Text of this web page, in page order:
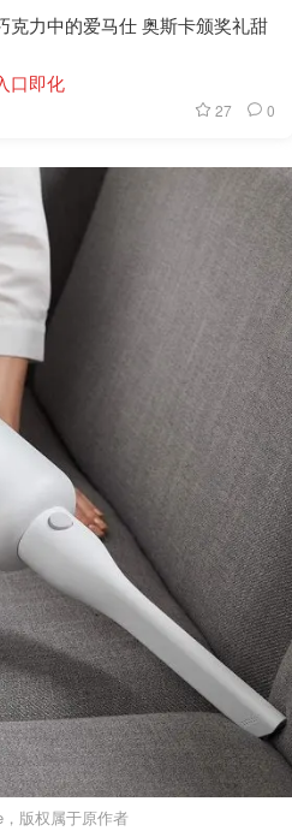
克力中的爱马仕 奥斯卡颁奖礼甜
口即化
27 0
版权属于原作者